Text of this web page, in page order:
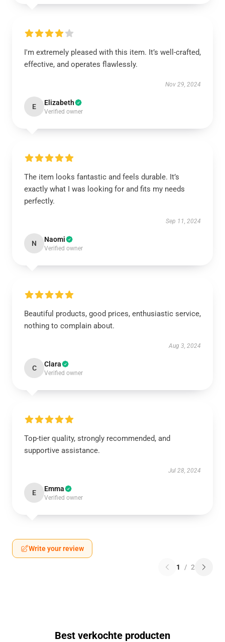
I'm extremely pleased with this item. It’s well-crafted,
effective, and operates flawlessly.
Nov 29, 2024
E Elizabeth
Verified owner
The item looks fantastic and feels durable. It’s
exactly what I was looking for and fits my needs
perfectly.
Sep 11, 2024
N Naomi
Verified owner
Beautiful products, good prices, enthusiastic service,
nothing to complain about.
Aug 3, 2024
C Clara
Verified owner
Top-tier quality, strongly recommended, and
supportive assistance.
Jul 28, 2024
E Emma
Verified owner
Write your review
1 / 2
Best verkochte producten